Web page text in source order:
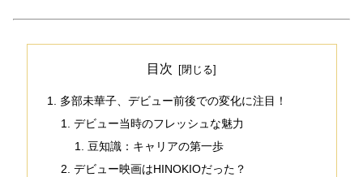
目次
多部未華子、デビュー前後での変化に注目！
デビュー当時のフレッシュな魅力
豆知識：キャリアの第一歩
デビュー映画はHINOKIOだった？